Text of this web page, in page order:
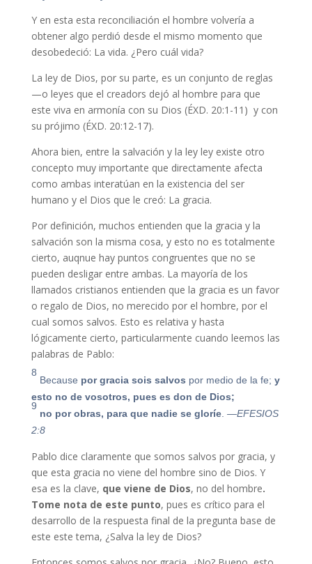
Y en esta esta reconciliación el hombre volvería a
obtener algo perdió desde el mismo momento que
desobedeció: La vida. ¿Pero cuál vida?
La ley de Dios, por su parte, es un conjunto de reglas
—o leyes que el creadors dejó al hombre para que
este viva en armonía con su Dios (ÉXD. 20:1-11) y con
su prójimo (ÉXD. 20:12-17).
Ahora bien, entre la salvación y la ley ley existe otro
concepto muy importante que directamente afecta
como ambas interatúan en la existencia del ser
humano y el Dios que le creó: La gracia.
Por definición, muchos entienden que la gracia y la
salvación son la misma cosa, y esto no es totalmente
cierto, auqnue hay puntos congruentes que no se
pueden desligar entre ambas. La mayoría de los
llamados cristianos entienden que la gracia es un favor
o regalo de Dios, no merecido por el hombre, por el
cual somos salvos. Esto es relativa y hasta
lógicamente cierto, particularmente cuando leemos las
palabras de Pablo:
8
Because por gracia sois salvos por medio de la fe; y
esto no de vosotros, pues es don de Dios;
9
no por obras, para que nadie se gloríe. —EFESIOS
2:8
Pablo dice claramente que somos salvos por gracia, y
que esta gracia no viene del hombre sino de Dios. Y
esa es la clave, que viene de Dios, no del hombre.
Tome nota de este punto, pues es crítico para el
desarrollo de la respuesta final de la pregunta base de
este este tema, ¿Salva la ley de Dios?